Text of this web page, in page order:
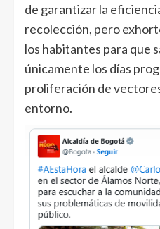
de garantizar la
recolección, pero
los habitantes para que
únicamente los días
proliferación de
entorno.